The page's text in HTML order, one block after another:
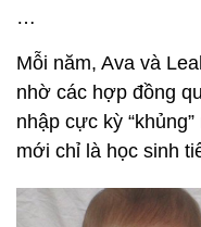
…
Mỗi năm, Ava và
nhờ các hợp đồng
nhập cực kỳ
mới chỉ là học sinh